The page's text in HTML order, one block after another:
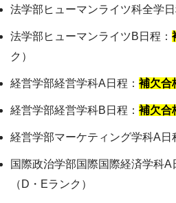
法学部ヒューマンライツ科全学日
法学部ヒューマンライツB日程：
ク）
経営学部経営学科A日程： 補欠合
経営学部経営学科B日程： 補欠合
経営学部マーケティング学科A日
国際政治学部国際国際経済学科A
（D・Eランク）